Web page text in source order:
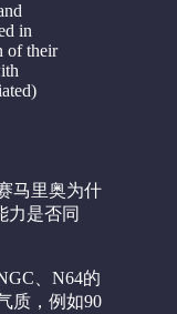
in
of their
马里奥为什
力是否同
、N64的
质，例如90